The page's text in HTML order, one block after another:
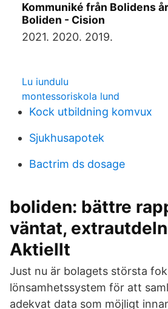
Kommuniké från Bolidens
Boliden - Cision
2021. 2020. 2019.
Lu iundulu
montessoriskola lund
Kock utbildning komvux
Sjukhusapotek
Bactrim ds dosage
boliden: bättre
väntat,
Aktiellt
Just nu är bolagets största
lönsamhetssystem för att
adekvat data som möjligt